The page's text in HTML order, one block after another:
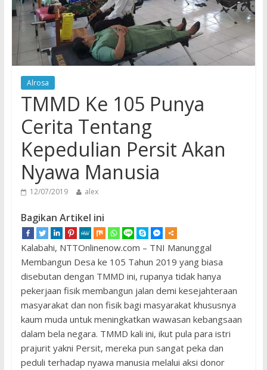
Alrosa
TMMD Ke 105 Punya
Cerita Tentang
Kepedulian Persit Akan
Nyawa Manusia
12/07/2019 alex
Bagikan Artikel ini
Kalabahi, NTTOnlinenow.com – TNI Manunggal
Membangun Desa ke 105 Tahun 2019 yang biasa
disebutan dengan TMMD ini, rupanya tidak hanya
pekerjaan fisik membangun jalan demi kesejahteraan
masyarakat dan non fisik bagi masyarakat khususnya
kaum muda untuk meningkatkan wawasan kebangsaan
dalam bela negara. TMMD kali ini, ikut pula para istri
prajurit yakni Persit, mereka pun sangat peka dan
peduli terhadap nyawa manusia melalui aksi donor